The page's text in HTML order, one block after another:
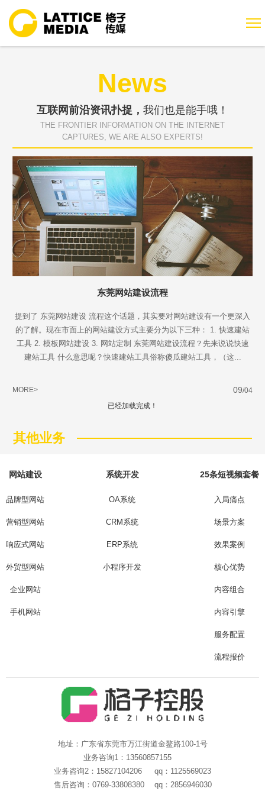
News
互联网前沿资讯扑捉， 我们也是能手哦！
THE FRONTIER INFORMATION ON THE INTERNET
CAPTURES, WE ARE ALSO EXPERTS!
东莞网站建设流程
提到了 东莞网站建设 流程这个话题，其实要对网站建设有一个更深入
的了解。现在市面上的网站建设方式主要分为以下三种： 1. 快速建站
工具 2. 模板网站建设 3. 网站定制 东莞网站建设流程？先来说说快速
建站工具 什么意思呢？快速建站工具俗称傻瓜建站工具，（这...
MORE> 09/04
已经加载完成！
其他业务
网站建设
品牌型网站
营销型网站
响应式网站
外贸型网站
企业网站
手机网站
系统开发
OA系统
CRM系统
ERP系统
小程序开发
25条短视频套餐
入局痛点
场景方案
效果案例
核心优势
内容组合
内容引擎
服务配置
流程报价
地址：广东省东莞市万江街道金鳌路100-1号
业务咨询1：13560857155
业务咨询2：15827104206 qq：1125569023
售后咨询：0769-33808380 qq：2856946030
Are you ready?